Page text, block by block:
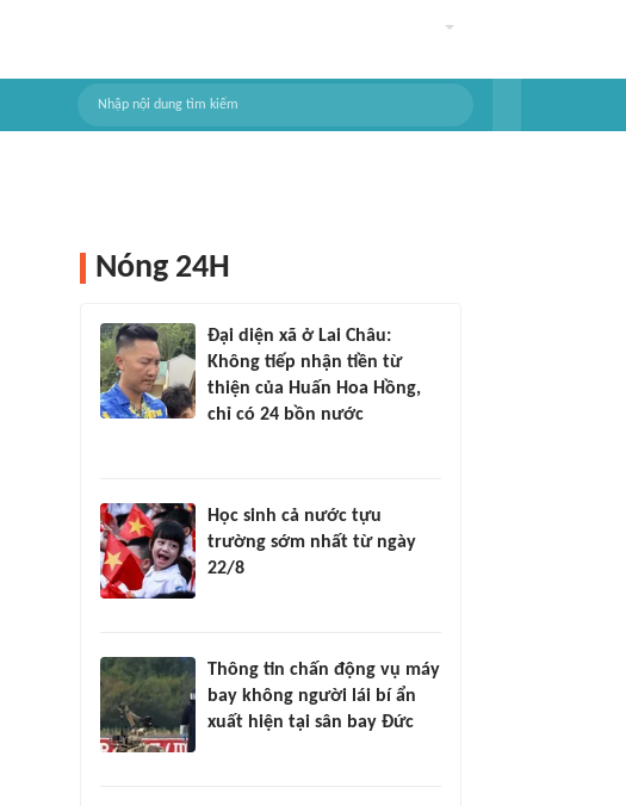
Nóng 24H
Đại diện xã ở Lai Châu:
Không tiếp nhận tiền từ
thiện của Huấn Hoa Hồng,
chỉ có 24 bồn nước
Học sinh cả nước tựu
trường sớm nhất từ ngày
22/8
Thông tin chấn động vụ máy
bay không người lái bí ẩn
xuất hiện tại sân bay Đức